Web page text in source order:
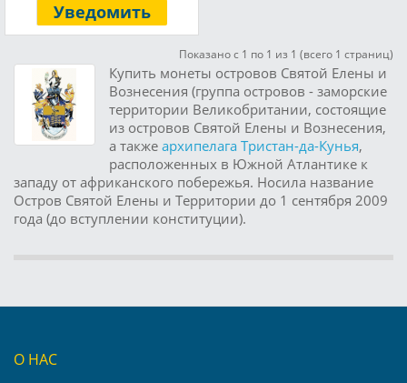
Уведомить
Показано с 1 по 1 из 1 (всего 1 страниц)
Купить монеты островов Святой Елены и
Вознесения (группа островов - заморские
территории Великобритании, состоящие
из островов Святой Елены и Вознесения,
а также архипелага Тристан-да-Кунья,
расположенных в Южной Атлантике к
западу от африканского побережья. Носила название
Остров Святой Елены и Территории до 1 сентября 2009
года (до вступлении конституции).
О НАС